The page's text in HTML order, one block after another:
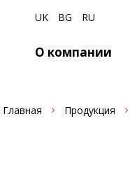
UK BG RU
О компании
Главная Продукция